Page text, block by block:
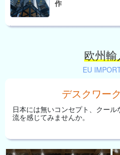
作
欧州
EU
デスクワー
日本には無いコンセプト、 クール
流を感じてみませんか。